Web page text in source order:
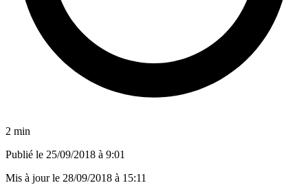
2 min
Publié le 25/09/2018 à 9:01
Mis à jour le 28/09/2018 à 15:11